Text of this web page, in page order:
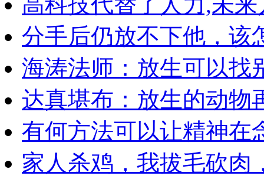
分手后仍放不下他，该
海涛法师：放生可以找
达真堪布：放生的动物
有何方法可以让精神在
家人杀鸡，我拔毛砍肉